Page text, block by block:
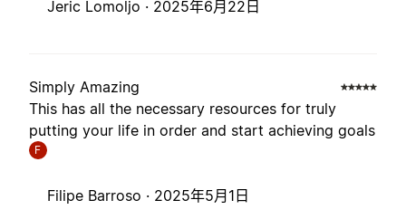
Jeric Lomoljo · 2025年6月22日
Simply Amazing
This has all the necessary resources for truly
putting your life in order and start achieving goals
F
Filipe Barroso · 2025年5月1日